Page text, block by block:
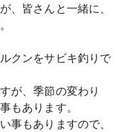
、皆さんと一緒に、
クンをサビキ釣りで
が、季節の変わり
もあります。
事もありますので、